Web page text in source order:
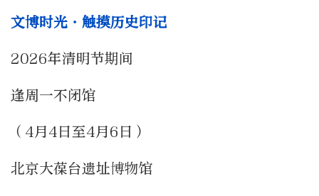
文博时光・触摸历史印记
2026年清明节期间
逢周一不闭馆
（4月4日至4月6日）
北京大葆台遗址博物馆